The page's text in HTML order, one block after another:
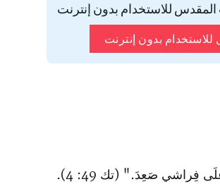
للاستخدام بدون إنترنت
للاستخدام بدون إنترنت
فِراشي صَعِدَ." (تك 49: 4).